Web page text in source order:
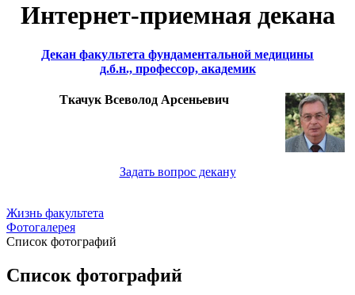
Интернет-приемная декана
Декан факультета фундаментальной медицины
д.б.н., профессор, академик
Ткачук Всеволод Арсеньевич
Задать вопрос декану
Жизнь факультета
Фотогалерея
Список фотографий
Список фотографий